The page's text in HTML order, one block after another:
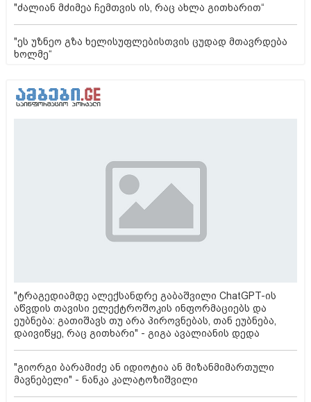
"ძალიან მძიმეა ჩემთვის ის, რაც ახლა გითხარით“
"ეს უზნეო გზა ხელისუფლებისთვის ცუდად მთავრდება
ხოლმე“
"ტრაგედიამდე ალექსანდრე გაბაშვილი ChatGPT-ის
აწვდის თავისი ელექტროშოკის ინფორმაციებს და
ეუბნება: გათიშავს თუ არა პიროვნებას, თან ეუბნება,
დაივიწყე, რაც გითხარი" - გიგა ავალიანის დედა
"გიორგი ბარამიძე ან იდიოტია ან მიზანმიმართული
მავნებელი" - ნანკა კალატოზიშვილი